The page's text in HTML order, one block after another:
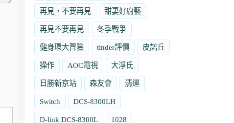
再見，不要再見 甜妻好廚藝
再見不要再見 冬季戰爭
健身環大冒險 tinder評價 皮諾丘
操作 AOC電視 大淨氏
日勝新京站 森友會 清運
Switch DCS-8300LH
D-link DCS-8300L 1028